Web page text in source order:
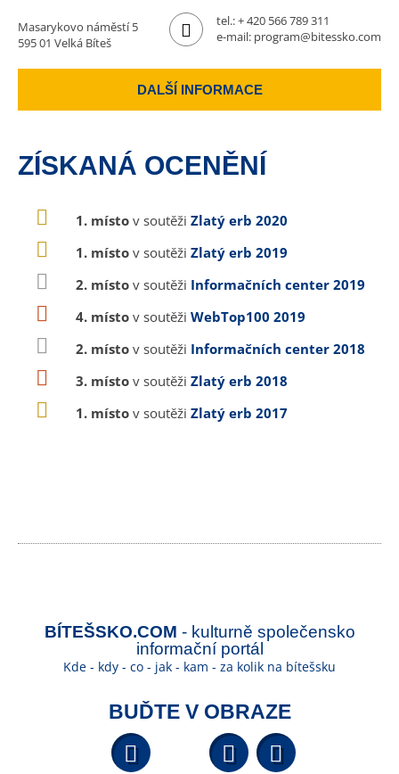
Masarykovo náměstí 5
595 01 Velká Bíteš
tel.:+ 420 566 789 311
e-mail: program@bitessko.com
DALŠÍ INFORMACE
ZÍSKANÁ OCENĚNÍ
1. místo v soutěži Zlatý erb 2020
1. místo v soutěži Zlatý erb 2019
2. místo v soutěži Informačních center 2019
4. místo v soutěži WebTop100 2019
2. místo v soutěži Informačních center 2018
3. místo v soutěži Zlatý erb 2018
1. místo v soutěži Zlatý erb 2017
BÍTEŠSKO.COM - kulturně společensko
informační portál
Kde - kdy - co - jak - kam - za kolik na bítešsku
BUĎTE V OBRAZE
Facebook YouTube